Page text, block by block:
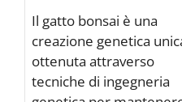
Il gatto bonsai è una
creazione genetica
ottenuta attraverso
tecniche di ingegneria